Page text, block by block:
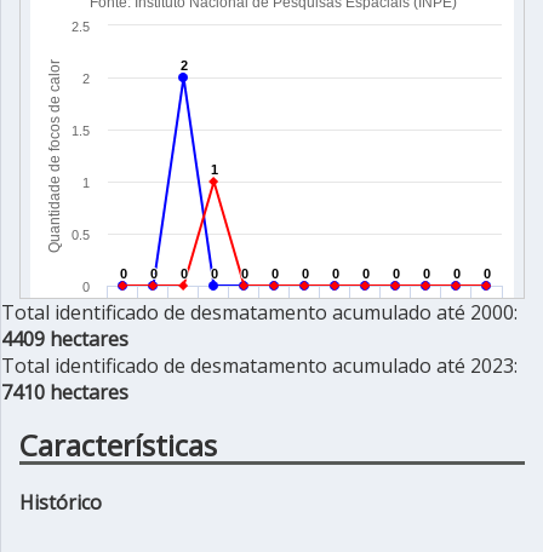
Total identificado de desmatamento acumulado até 2000:
4409 hectares
Total identificado de desmatamento acumulado até 2023:
7410 hectares
Características
Histórico